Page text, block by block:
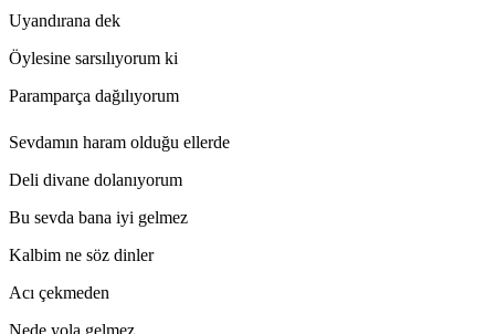
Uyandırana dek
Öylesine sarsılıyorum ki
Paramparça dağılıyorum
Sevdamın haram olduğu ellerde
Deli divane dolanıyorum
Bu sevda bana iyi gelmez
Kalbim ne söz dinler
Acı çekmeden
Nede yola gelmez